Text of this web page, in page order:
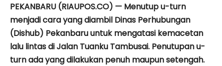
PEKANBARU (RIAUPOS.CO) — Menutup u-turn
menjadi cara yang diambil Dinas Perhubungan
(Dishub) Pekanbaru untuk mengatasi kemacetan
lalu lintas di Jalan Tuanku Tambusai. Penutupan u-
turn ada yang dilakukan penuh maupun setengah.